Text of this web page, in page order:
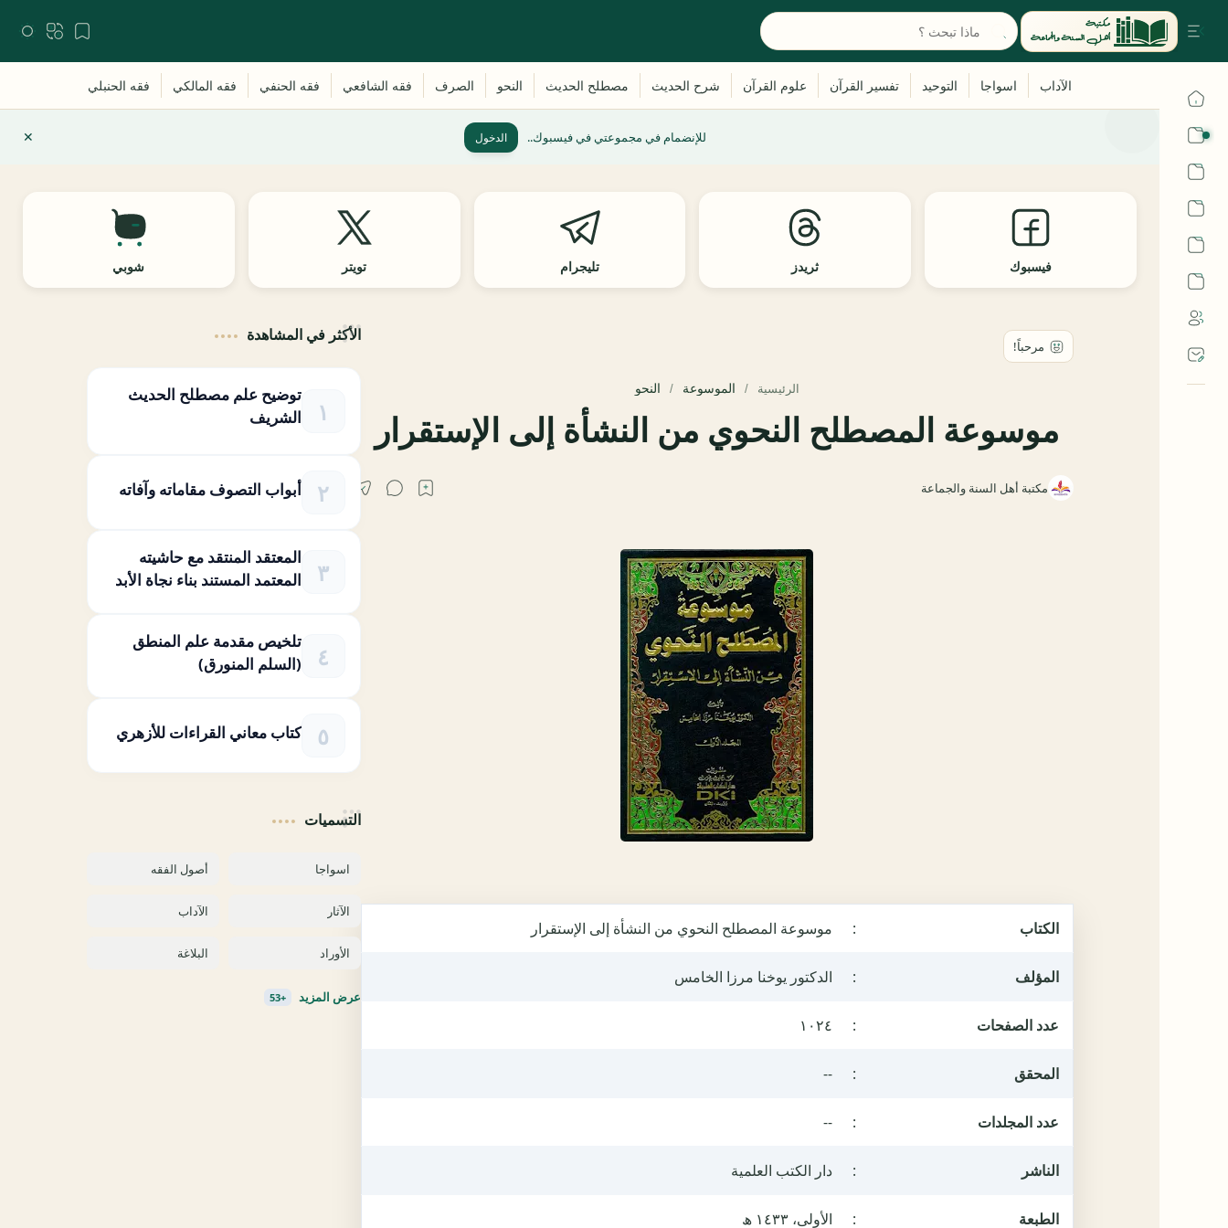
أشهر الحرم
للإنضمام في مجموعتي في فيسبوك.. الدخول
فيسبوك ثريدز تليجرام تويتر شوبي
الرئيسية الموسوعة النحو
موسوعة المصطلح النحوي من النشأة إلى الإستقرار
الكتاب : موسوعة المصطلح النحوي من النشأة إلى الإستقرار
المؤلف : الدكتور يوخنا مرزا الخامس
عدد الصفحات : ١٠٢٤
المحقق :
--
عدد المجلدات :
--
الناشر : دار الكتب العلمية
الطبعة : الأولى، ١٤٣٣ ھ
الأكثر في المشاهدة
توضيح علم مصطلح الحديث
الشريف
أبواب التصوف مقاماته وآفاته
المعتقد المنتقد مع حاشيته
المعتمد المستند بناء نجاة الأبد
تلخيص مقدمة علم المنطق
(السلم المنورق)
كتاب معاني القراءات للأزهري
التسميات